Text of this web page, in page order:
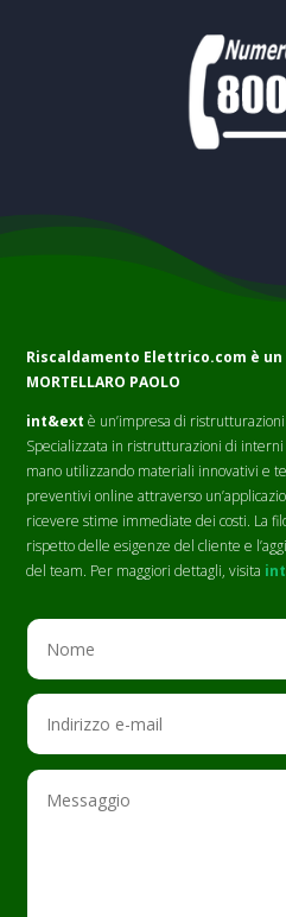
Riscaldamento Elettrico.com è un
MORTELLARO PAOLO
int&ext è un’impresa di
Specializzata in ristrutturazioni di
mano utilizzando materiali innovativi e
preventivi online attraverso
ricevere stime immediate dei costi. La
rispetto delle esigenze del cliente e
del team. Per maggiori dettagli, visita